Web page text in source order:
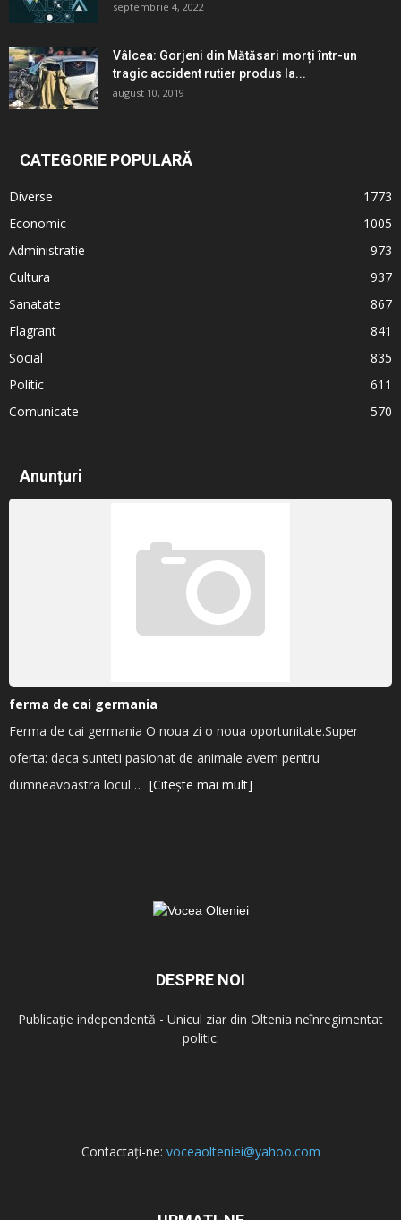
septembrie 4, 2022
Vâlcea: Gorjeni din Mătăsari morți într-un
tragic accident rutier produs la...
august 10, 2019
CATEGORIE POPULARĂ
Diverse
1773
Economic
1005
Administratie
973
Cultura
937
Sanatate
867
Flagrant
841
Social
835
Politic
611
Comunicate
570
Anunțuri
ferma de cai germania
Ferma de cai germania O noua zi o noua oportunitate.Super
oferta: daca sunteti pasionat de animale avem pentru
dumneavoastra locul… [Citește mai mult]
DESPRE NOI
Publicație independentă - Unicul ziar din Oltenia neînregimentat
politic.
Contactați-ne: voceaolteniei@yahoo.com